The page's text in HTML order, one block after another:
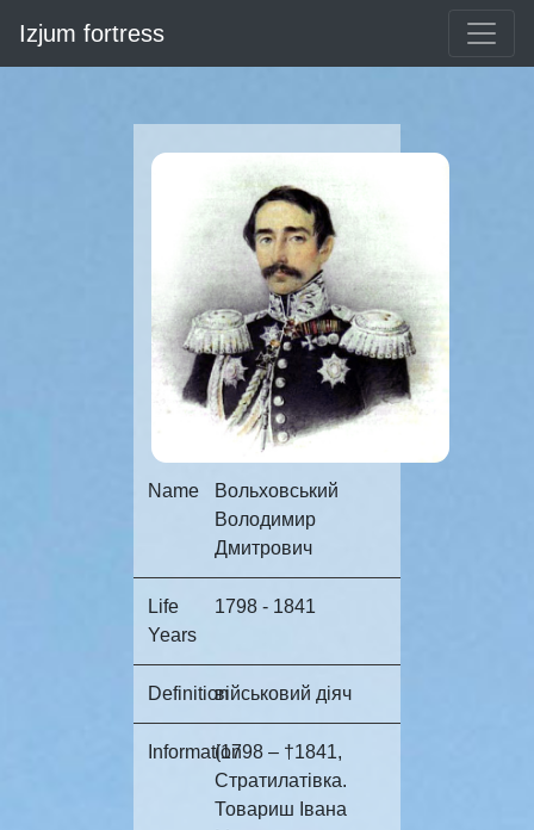
Izjum fortress
Name
Вольховський
Володимир
Дмитрович
Life
Years
1798 - 1841
Definitionвійськовий діяч
Information(1798 – †1841,
Стратилатівка.
Товариш Івана